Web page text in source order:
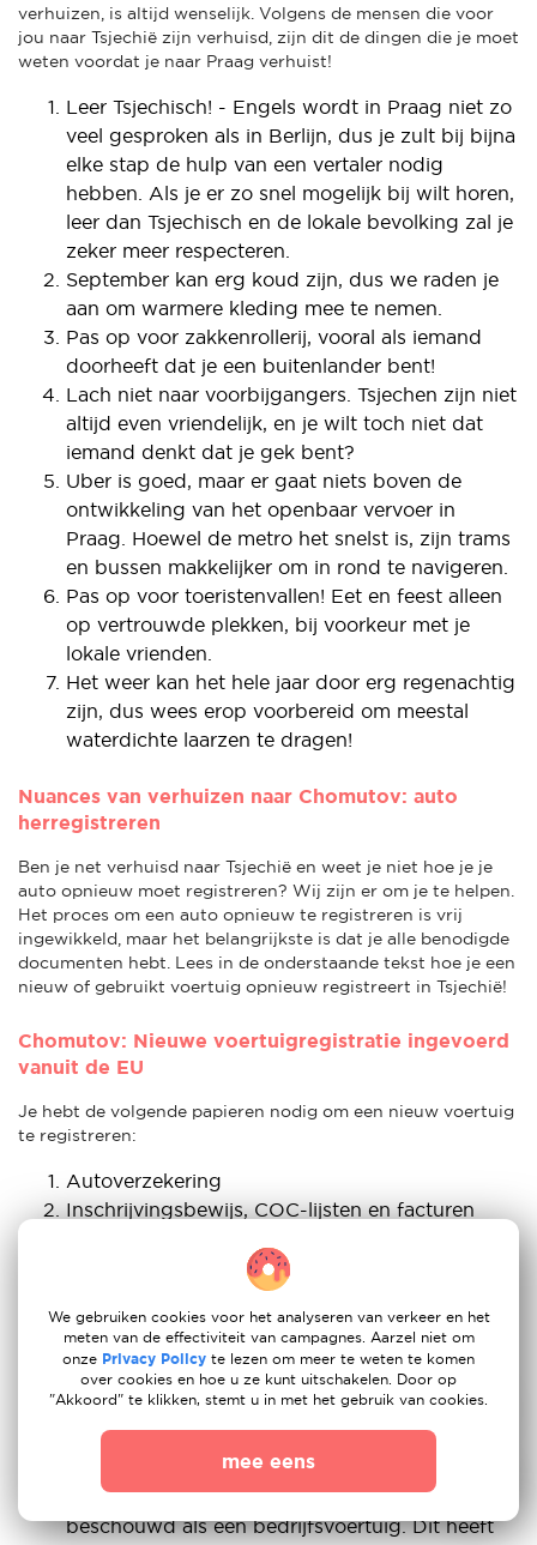
verhuizen, is altijd wenselijk. Volgens de mensen die voor
jou naar Tsjechië zijn verhuisd, zijn dit de dingen die je moet
weten voordat je naar Praag verhuist!
Leer Tsjechisch! - Engels wordt in Praag niet zo
veel gesproken als in Berlijn, dus je zult bij bijna
elke stap de hulp van een vertaler nodig
hebben. Als je er zo snel mogelijk bij wilt horen,
leer dan Tsjechisch en de lokale bevolking zal je
zeker meer respecteren.
September kan erg koud zijn, dus we raden je
aan om warmere kleding mee te nemen.
Pas op voor zakkenrollerij, vooral als iemand
doorheeft dat je een buitenlander bent!
Lach niet naar voorbijgangers. Tsjechen zijn niet
altijd even vriendelijk, en je wilt toch niet dat
iemand denkt dat je gek bent?
Uber is goed, maar er gaat niets boven de
ontwikkeling van het openbaar vervoer in
Praag. Hoewel de metro het snelst is, zijn trams
en bussen makkelijker om in rond te navigeren.
Pas op voor toeristenvallen! Eet en feest alleen
op vertrouwde plekken, bij voorkeur met je
lokale vrienden.
Het weer kan het hele jaar door erg regenachtig
zijn, dus wees erop voorbereid om meestal
waterdichte laarzen te dragen!
Nuances van verhuizen naar Chomutov: auto
herregistreren
Ben je net verhuisd naar Tsjechië en weet je niet hoe je je
auto opnieuw moet registreren? Wij zijn er om je te helpen.
Het proces om een auto opnieuw te registreren is vrij
ingewikkeld, maar het belangrijkste is dat je alle benodigde
documenten hebt. Lees in de onderstaande tekst hoe je een
nieuw of gebruikt voertuig opnieuw registreert in Tsjechië!
Chomutov: Nieuwe voertuigregistratie ingevoerd
vanuit de EU
Je hebt de volgende papieren nodig om een nieuw voertuig
te registreren:
Autoverzekering
Inschrijvingsbewijs, COC-lijsten en facturen
Tsjechische verblijfsvergunning: Als Duitse
immigrant is dit onderdeel misschien wel het
belangrijkste voor jou. Zelfs als je een paspoort
van een EU-lidstaat hebt, heb je een Tsjechische
verblijfsvergunning nodig om een nieuw
voertuig te kopen. Als je geen Tsjechische
verblijfsvergunning hebt, kun je een auto
registreren op naam van je bedrijf of onder je
handelslicentie, en het voertuig wordt dan
beschouwd als een bedrijfsvoertuig. Dit heeft
We gebruiken cookies voor het analyseren van verkeer en het
meten van de effectiviteit van campagnes. Aarzel niet om
onze Privacy Policy te lezen om meer te weten te komen
over cookies en hoe u ze kunt uitschakelen. Door op
"Akkoord" te klikken, stemt u in met het gebruik van cookies.
mee eens